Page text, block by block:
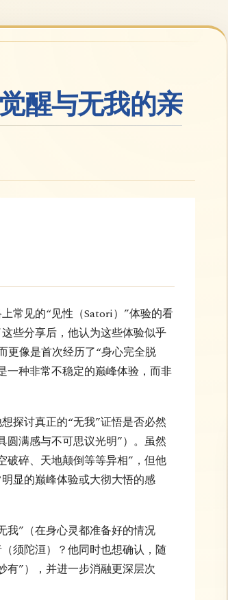
醒与无我的亲
常见的“见性（Satori）”体验的看
些分享后，他认为这些体验似乎
更像是首次经历了“身心完全脱
一种非常不稳定的巅峰体验，而非
探讨真正的“无我”证悟是否必然
圆满感与不可思议光明”）。虽然
破碎、天地颠倒等等异相”，但他
显的巅峰体验或大彻大悟的感
我”（在身心灵都准备好的情况
须陀洹）？他同时也想确认，随
有”），并进一步消融更深层次